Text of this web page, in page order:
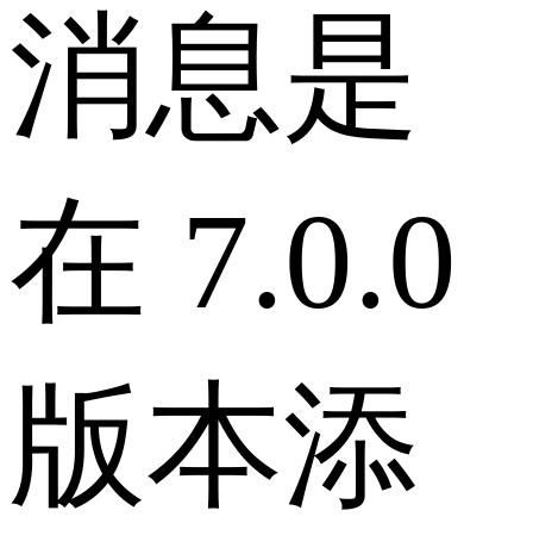
消息是
在 7.0.0
版本添